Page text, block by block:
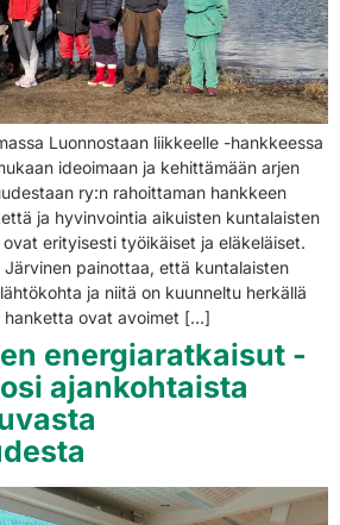
Luonnostaan liikkeelle -hankkeessa
ideoimaan ja kehittämään arjen
ry:n rahoittaman hankkeen
ja hyvinvointia aikuisten kuntalaisten
erityisesti työikäiset ja eläkeläiset.
Järvinen painottaa, että kuntalaisten
ja niitä on kuunneltu herkällä
hanketta ovat avoimet […]
energiaratkaisut -
ajankohtaista